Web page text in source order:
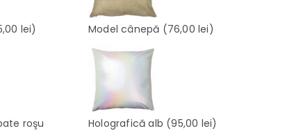
lei) Model cânepă (76,00 lei)
roşu
Holografică alb (95,00 lei)